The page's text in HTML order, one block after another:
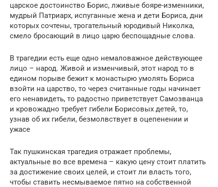
царское достоинство Борис, лживые бояре-изменники,
мудрый Патриарх, испуганные жена и дети Бориса, дни
которых сочтены, трогательный юродивый Николка,
смело бросающий в лицо царю беспощадные слова.
В трагедии есть еще одно немаловажное действующее
лицо – народ. Живой и изменчивый, этот народ то в
едином порыве бежит к монастырю умолять Бориса
взойти на царство, то через считанные годы начинает
его ненавидеть, то радостно приветствует Самозванца
и кровожадно требует гибели Борисовых детей, то,
узнав об их гибели, безмолвствует в оцепенении и
ужасе
Так пушкинская трагедия отражает проблемы,
актуальные во все времена – какую цену стоит платить
за достижение своих целей, и стоит ли власть того,
чтобы ставить несмываемое пятно на собственной